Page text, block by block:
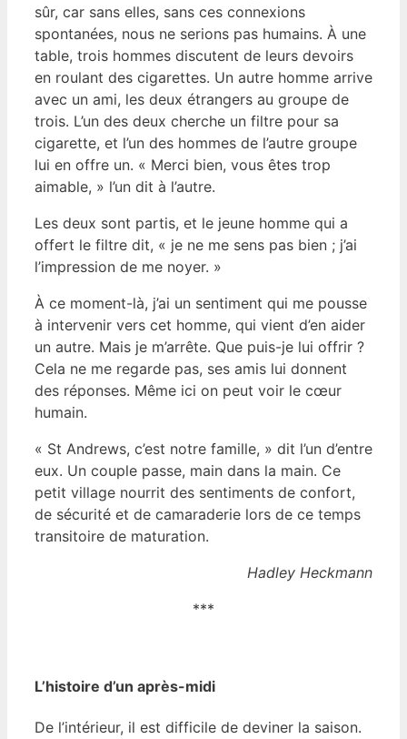
sûr, car sans elles, sans ces connexions
spontanées, nous ne serions pas humains. À une
table, trois hommes discutent de leurs devoirs
en roulant des cigarettes. Un autre homme arrive
avec un ami, les deux étrangers au groupe de
trois. L’un des deux cherche un filtre pour sa
cigarette, et l’un des hommes de l’autre groupe
lui en offre un. « Merci bien, vous êtes trop
aimable, » l’un dit à l’autre.
Les deux sont partis, et le jeune homme qui a
offert le filtre dit, « je ne me sens pas bien ; j’ai
l’impression de me noyer. »
À ce moment-là, j’ai un sentiment qui me pousse
à intervenir vers cet homme, qui vient d’en aider
un autre. Mais je m’arrête. Que puis-je lui offrir ?
Cela ne me regarde pas, ses amis lui donnent
des réponses. Même ici on peut voir le cœur
humain.
« St Andrews, c’est notre famille, » dit l’un d’entre
eux. Un couple passe, main dans la main. Ce
petit village nourrit des sentiments de confort,
de sécurité et de camaraderie lors de ce temps
transitoire de maturation.
Hadley Heckmann
***
L’histoire d’un après-midi
De l’intérieur, il est difficile de deviner la saison.